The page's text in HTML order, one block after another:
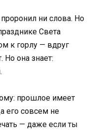
ни слова. Но
Света
к горлу — вдруг
Но она знает:
прошлое имеет
его совсем не
— даже если ты